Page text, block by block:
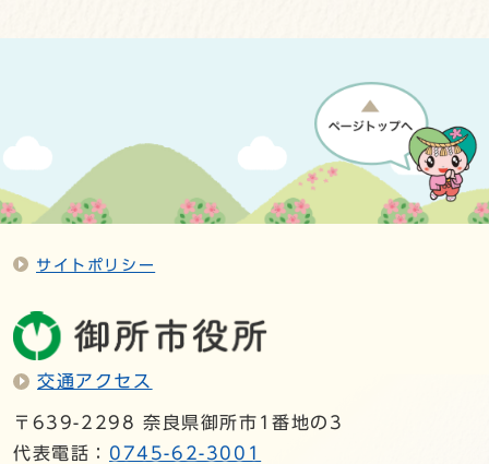
サイトポリシー
交通アクセス
〒639-2298 奈良県御所市1番地の3
代表電話： 0745-62-3001